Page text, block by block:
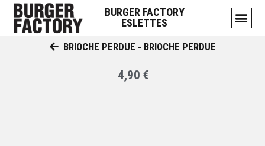
BURGER FACTORY
ESLETTES
BRIOCHE PERDUE - BRIOCHE PERDUE
4,90 €